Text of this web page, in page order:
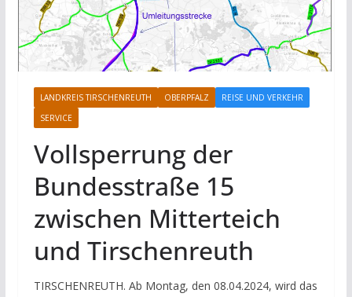
LANDKREIS TIRSCHENREUTH OBERPFALZ
REISE UND VERKEHR
SERVICE
Vollsperrung der
Bundesstraße 15
zwischen Mitterteich
und Tirschenreuth
TIRSCHENREUTH. Ab Montag, den 08.04.2024, wird das